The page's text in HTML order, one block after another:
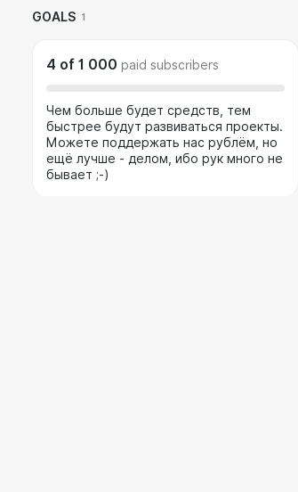
GOALS 1
4 of 1 000 paid subscribers
Чем больше будет средств, тем
быстрее будут развиваться проекты.
Можете поддержать нас рублём, но
ещё лучше - делом, ибо рук много не
бывает ;-)